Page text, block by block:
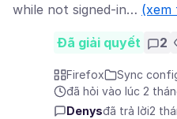
while not signed-in… (xem
Đã giải quyết 2
Firefox
Sync
đã hỏi vào lúc 2
Denysđã trả lời2